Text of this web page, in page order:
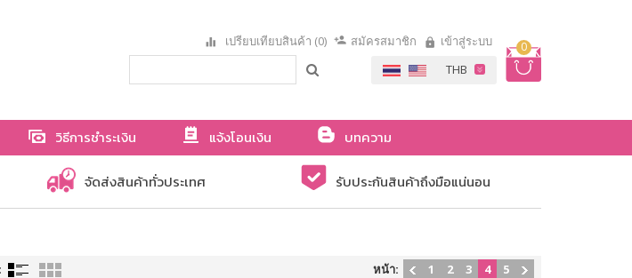
0
เปรียบเทียบสินค้า (0) สมัครสมาชิก เข้าสู่ระบบ
วิธีการชำระเงิน แจ้งโอนเงิน
บทความ
จัดส่งสินค้าทั่วประเทศ รับประกันสินค้าถึงมือแน่นอน
หน้า: 1 2 3 4 5